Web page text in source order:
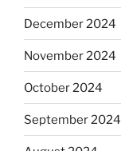
December 2024
November 2024
October 2024
September 2024